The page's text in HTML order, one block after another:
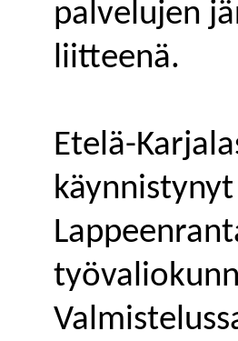
palvelujen
liitteenä.
Etelä-